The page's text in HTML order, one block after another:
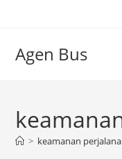
Agen Bus
> keamanan